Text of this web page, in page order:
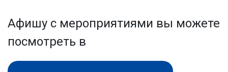
Афишу с мероприятиями вы можете
посмотреть в